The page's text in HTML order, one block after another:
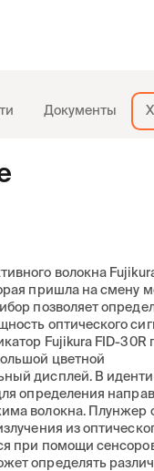
Документы
волокна
пришла на смену
позволяет
оптического
Fujikura FID-30R
цветной
дисплей. В
определения
волокна. Плунжер
из
при помощи
определять